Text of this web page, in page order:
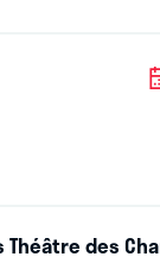
Théâtre des